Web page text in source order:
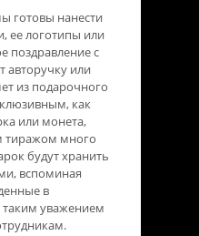
готовы нанести
ее логотипы или
поздравление с
авторучку или
из подарочного
как
или монета,
тиражом много
будут хранить
вспоминая
в
таким уважением